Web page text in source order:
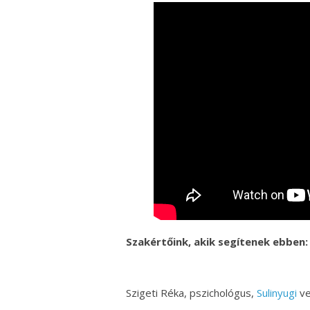
Szakértőink, akik segítenek ebben:
Szigeti Réka, pszichológus, Sulinyugi